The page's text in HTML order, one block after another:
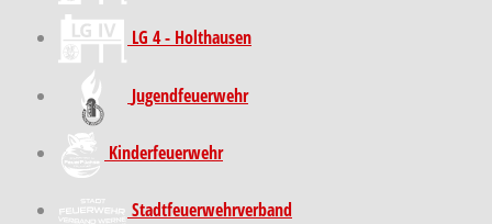
LG 4 - Holthausen
Jugendfeuerwehr
Kinder­feuer­wehr
Stadt­feuer­wehr­verband